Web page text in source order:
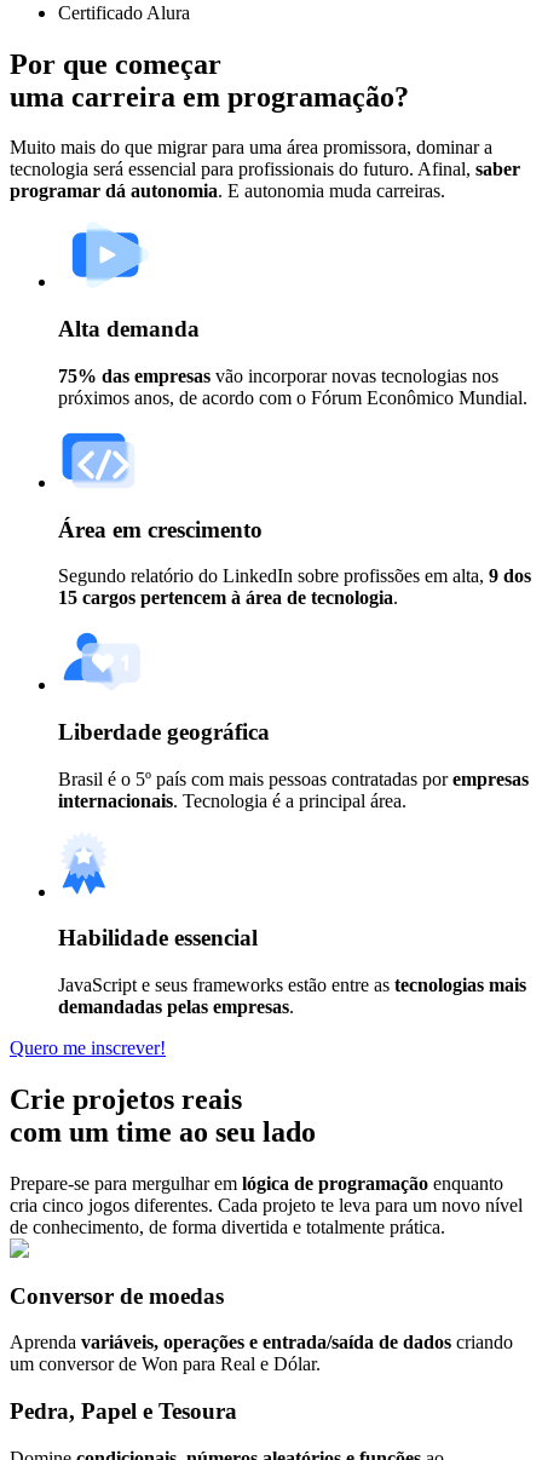
Certificado Alura
Por que começar
uma carreira em programação?
Muito mais do que migrar para uma área promissora, dominar a
tecnologia será essencial para profissionais do futuro. Afinal, saber
programar dá autonomia. E autonomia muda carreiras.
Alta demanda
75% das empresas vão incorporar novas tecnologias nos
próximos anos, de acordo com o Fórum Econômico Mundial.
Área em crescimento
Segundo relatório do LinkedIn sobre profissões em alta, 9 dos
15 cargos pertencem à área de tecnologia.
Liberdade geográfica
Brasil é o 5º país com mais pessoas contratadas porempresas
internacionais. Tecnologia é a principal área.
Habilidade essencial
JavaScript e seus frameworks estão entre as tecnologias mais
demandadas pelas empresas.
Quero me inscrever!
Crie projetos reais
com um time ao seu lado
Prepare-se para mergulhar em lógica de programação enquanto
cria cinco jogos diferentes. Cada projeto te leva para um novo nível
de conhecimento, de forma divertida e totalmente prática.
Conversor de moedas
Aprenda variáveis, operações e entrada/saída de dados criando
um conversor de Won para Real e Dólar.
Pedra, Papel e Tesoura